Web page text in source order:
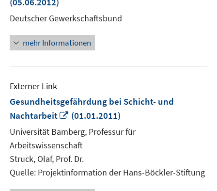
Deutscher Gewerkschaftsbund
mehr Informationen
Externer Link
Gesundheitsgefährdung bei Schicht- und
Nachtarbeit
In
neuem
Fenster
öffnen
(01.01.2011)
Universität Bamberg, Professur für
Arbeitswissenschaft
Struck, Olaf, Prof. Dr.
Quelle: Projektinformation der Hans-Böckler-Stiftung